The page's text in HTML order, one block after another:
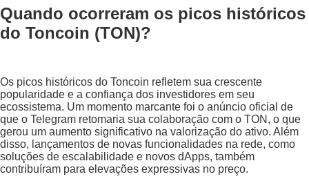
Quando ocorreram os picos históricos
do Toncoin (TON)?
Os picos históricos do Toncoin refletem sua crescente
popularidade e a confiança dos investidores em seu
ecossistema. Um momento marcante foi o anúncio oficial de
que o Telegram retomaria sua colaboração com o TON, o que
gerou um aumento significativo na valorização do ativo. Além
disso, lançamentos de novas funcionalidades na rede, como
soluções de escalabilidade e novos dApps, também
contribuíram para elevações expressivas no preço.